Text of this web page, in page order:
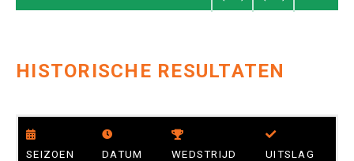
HISTORISCHE RESULTATEN
SEIZOEN DATUM WEDSTRIJD UITSLAG